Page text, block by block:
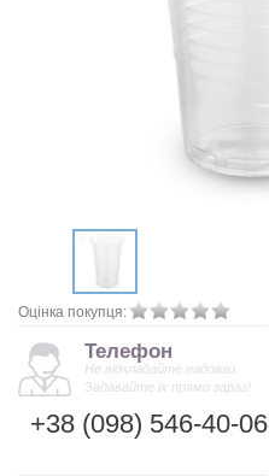
Оцінка покупця:
Телефон
Не відкладайте надовго.
Задавайте їх прямо зараз!
+38 (098) 546-40-06